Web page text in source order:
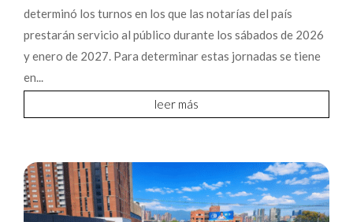
determinó los turnos en los que las notarías del país
prestarán servicio al público durante los sábados de 2026
y enero de 2027. Para determinar estas jornadas se tiene
en...
leer más